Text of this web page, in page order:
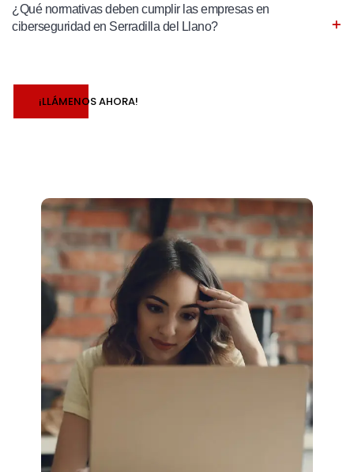
¿Qué normativas deben cumplir las empresas en
ciberseguridad en Serradilla del Llano?
¡LLÁMENOS AHORA!